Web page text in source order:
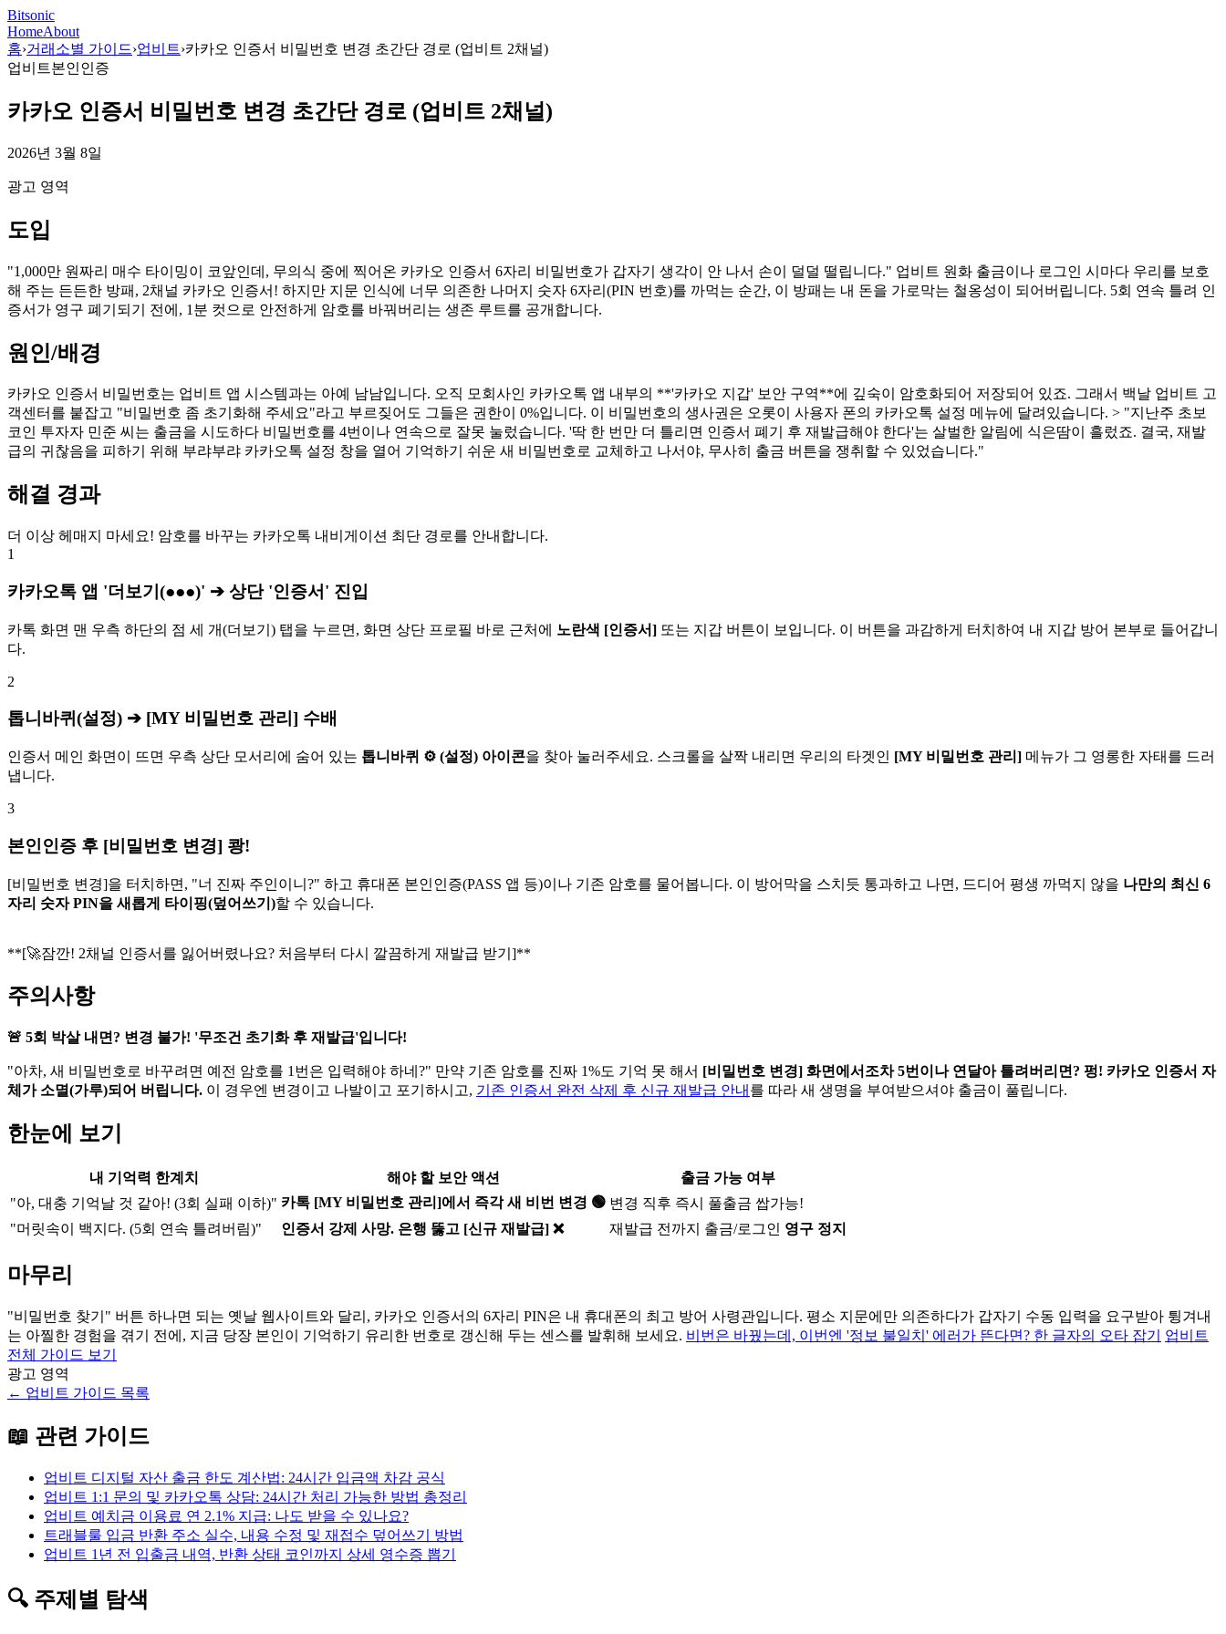
Bitsonic
HomeAbout
홈›거래소별 가이드›업비트›카카오 인증서 비밀번호 변경 초간단 경로 (업비트 2채널)
업비트본인인증
카카오 인증서 비밀번호 변경 초간단 경로 (업비트 2채널)
2026년 3월 8일
광고 영역
도입
"1,000만 원짜리 매수 타이밍이 코앞인데, 무의식 중에 찍어온 카카오 인증서 6자리 비밀번호가 갑자기 생각이 안 나서 손이 덜덜 떨립니다." 업비트 원화 출금이나 로그인 시마다 우리를 보호
해 주는 든든한 방패, 2채널 카카오 인증서! 하지만 지문 인식에 너무 의존한 나머지 숫자 6자리(PIN 번호)를 까먹는 순간, 이 방패는 내 돈을 가로막는 철옹성이 되어버립니다. 5회 연속 틀려 인
증서가 영구 폐기되기 전에, 1분 컷으로 안전하게 암호를 바꿔버리는 생존 루트를 공개합니다.
원인/배경
카카오 인증서 비밀번호는 업비트 앱 시스템과는 아예 남남입니다. 오직 모회사인 카카오톡 앱 내부의 **'카카오 지갑' 보안 구역**에 깊숙이 암호화되어 저장되어 있죠. 그래서 백날 업비트 고
객센터를 붙잡고 "비밀번호 좀 초기화해 주세요"라고 부르짖어도 그들은 권한이 0%입니다. 이 비밀번호의 생사권은 오롯이 사용자 폰의 카카오톡 설정 메뉴에 달려있습니다. > "지난주 초보
코인 투자자 민준 씨는 출금을 시도하다 비밀번호를 4번이나 연속으로 잘못 눌렀습니다. '딱 한 번만 더 틀리면 인증서 폐기 후 재발급해야 한다'는 살벌한 알림에 식은땀이 흘렀죠. 결국, 재발
급의 귀찮음을 피하기 위해 부랴부랴 카카오톡 설정 창을 열어 기억하기 쉬운 새 비밀번호로 교체하고 나서야, 무사히 출금 버튼을 쟁취할 수 있었습니다."
해결 경과
더 이상 헤매지 마세요! 암호를 바꾸는 카카오톡 내비게이션 최단 경로를 안내합니다.
1
카카오톡 앱 '더보기(●●●)' ➔ 상단 '인증서' 진입
카톡 화면 맨 우측 하단의 점 세 개(더보기) 탭을 누르면, 화면 상단 프로필 바로 근처에 노란색 [인증서] 또는 지갑 버튼이 보입니다. 이 버튼을 과감하게 터치하여 내 지갑 방어 본부로 들어갑니
다.
2
톱니바퀴(설정) ➔ [MY 비밀번호 관리] 수배
인증서 메인 화면이 뜨면 우측 상단 모서리에 숨어 있는 톱니바퀴 ⚙︎ (설정) 아이콘을 찾아 눌러주세요. 스크롤을 살짝 내리면 우리의 타겟인 [MY 비밀번호 관리] 메뉴가 그 영롱한 자태를 드러
냅니다.
3
본인인증 후 [비밀번호 변경] 쾅!
[비밀번호 변경]을 터치하면, "너 진짜 주인이니?" 하고 휴대폰 본인인증(PASS 앱 등)이나 기존 암호를 물어봅니다. 이 방어막을 스치듯 통과하고 나면, 드디어 평생 까먹지 않을 나만의 최신 6
자리 숫자 PIN을 새롭게 타이핑(덮어쓰기)할 수 있습니다.
**[🚀잠깐! 2채널 인증서를 잃어버렸나요? 처음부터 다시 깔끔하게 재발급 받기]**
주의사항
🚨 5회 박살 내면? 변경 불가! '무조건 초기화 후 재발급'입니다!
"아차, 새 비밀번호로 바꾸려면 예전 암호를 1번은 입력해야 하네?" 만약 기존 암호를 진짜 1%도 기억 못 해서 [비밀번호 변경] 화면에서조차 5번이나 연달아 틀려버리면? 펑! 카카오 인증서 자
체가 소멸(가루)되어 버립니다. 이 경우엔 변경이고 나발이고 포기하시고, 기존 인증서 완전 삭제 후 신규 재발급 안내 를 따라 새 생명을 부여받으셔야 출금이 풀립니다.
한눈에 보기
내 기억력 한계치 해야 할 보안 액션
출금 가능 여부
"아, 대충 기억날 것 같아! (3회 실패 이하)" 카톡 [MY 비밀번호 관리]에서 즉각 새 비번 변경 🟢 변경 직후 즉시 풀출금 쌉가능!
"머릿속이 백지다. (5회 연속 틀려버림)"
인증서 강제 사망. 은행 뚫고 [신규 재발급] ❌ 재발급 전까지 출금/로그인 영구 정지
마무리
"비밀번호 찾기" 버튼 하나면 되는 옛날 웹사이트와 달리, 카카오 인증서의 6자리 PIN은 내 휴대폰의 최고 방어 사령관입니다. 평소 지문에만 의존하다가 갑자기 수동 입력을 요구받아 튕겨내
는 아찔한 경험을 겪기 전에, 지금 당장 본인이 기억하기 유리한 번호로 갱신해 두는 센스를 발휘해 보세요. 비번은 바꿨는데, 이번엔 '정보 불일치' 에러가 뜬다면? 한 글자의 오타 잡기
업비트
전체 가이드 보기
광고 영역
← 업비트 가이드 목록
📖 관련 가이드
업비트 디지털 자산 출금 한도 계산법: 24시간 입금액 차감 공식
업비트 1:1 문의 및 카카오톡 상담: 24시간 처리 가능한 방법 총정리
업비트 예치금 이용료 연 2.1% 지급: 나도 받을 수 있나요?
트래블룰 입금 반환 주소 실수, 내용 수정 및 재접수 덮어쓰기 방법
업비트 1년 전 입출금 내역, 반환 상태 코인까지 상세 영수증 뽑기
🔍 주제별 탐색